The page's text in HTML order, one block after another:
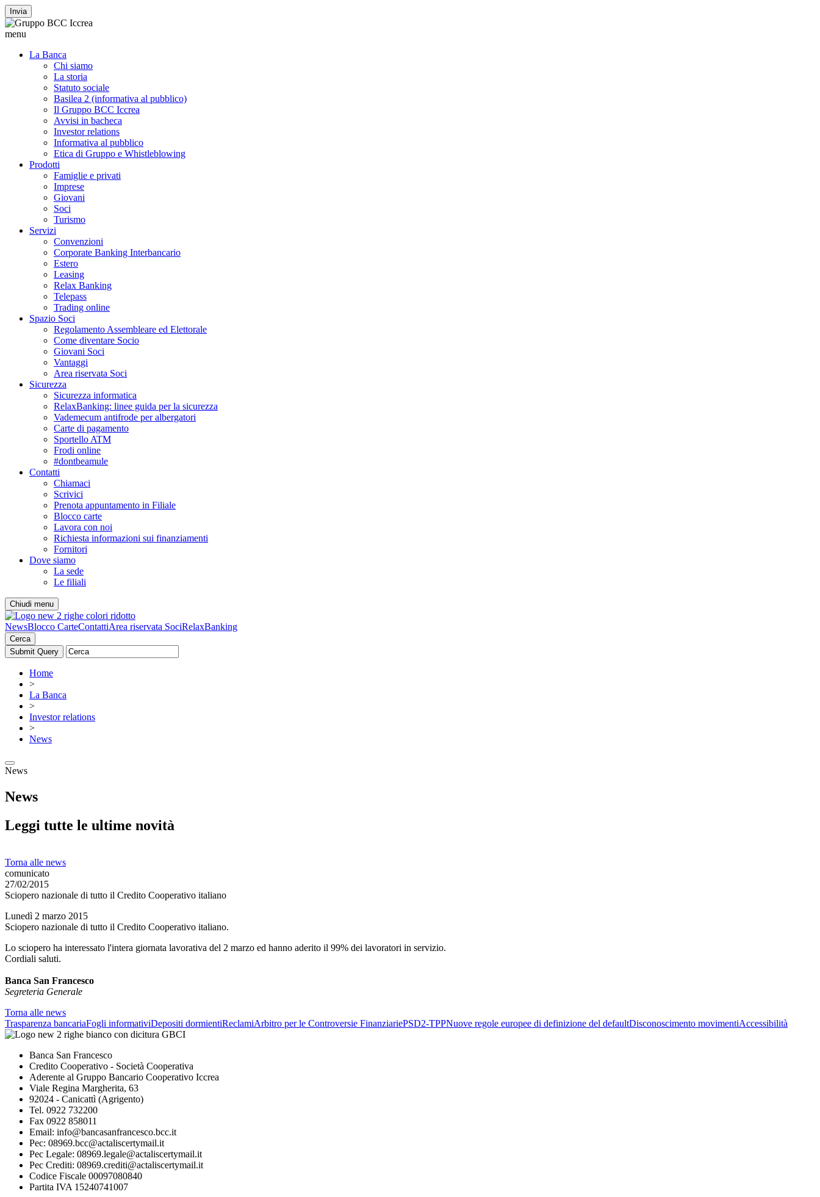
Invia
menu
La Banca
Chi siamo
La storia
Statuto sociale
Basilea 2 (informativa al pubblico)
Il Gruppo BCC Iccrea
Avvisi in bacheca
Investor relations
Informativa al pubblico
Etica di Gruppo e Whistleblowing
Prodotti
Famiglie e privati
Imprese
Giovani
Soci
Turismo
Servizi
Convenzioni
Corporate Banking Interbancario
Estero
Leasing
Relax Banking
Telepass
Trading online
Spazio Soci
Regolamento Assembleare ed Elettorale
Come diventare Socio
Giovani Soci
Vantaggi
Area riservata Soci
Sicurezza
Sicurezza informatica
RelaxBanking: linee guida per la sicurezza
Vademecum antifrode per albergatori
Carte di pagamento
Sportello ATM
Frodi online
#dontbeamule
Contatti
Chiamaci
Scrivici
Prenota appuntamento in Filiale
Blocco carte
Lavora con noi
Richiesta informazioni sui finanziamenti
Fornitori
Dove siamo
La sede
Le filiali
Chiudi menu
NewsBlocco CarteContattiArea riservata SociRelaxBanking
Cerca
Home
>
La Banca
>
Investor relations
>
News
News
News
Leggi tutte le ultime novità
Torna alle news
comunicato
27/02/2015
Sciopero nazionale di tutto il Credito Cooperativo italiano
Lunedì 2 marzo 2015
Sciopero nazionale di tutto il Credito Cooperativo italiano.
Lo sciopero ha interessato l'intera giornata lavorativa del 2 marzo ed hanno aderito il 99% dei lavoratori in servizio.
Cordiali saluti.
Banca San Francesco
Segreteria Generale
Torna alle news
Trasparenza bancariaFogli informativiDepositi dormientiReclamiArbitro per le Controversie FinanziariePSD2-TPPNuove regole europee di definizione del defaultDisconoscimento movimentiAccessibilità
Banca San Francesco
Credito Cooperativo - Società Cooperativa
Aderente al Gruppo Bancario Cooperativo Iccrea
Viale Regina Margherita, 63
92024 - Canicattì (Agrigento)
Tel. 0922 732200
Fax 0922 858011
Email: info@bancasanfrancesco.bcc.it
Pec: 08969.bcc@actaliscertymail.it
Pec Legale: 08969.legale@actaliscertymail.it
Pec Crediti: 08969.crediti@actaliscertymail.it
Codice Fiscale 00097080840
Partita IVA 15240741007